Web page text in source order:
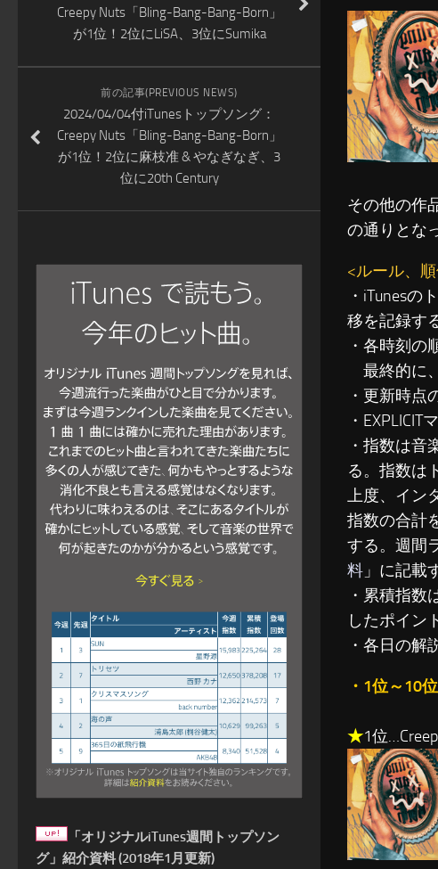
その他の作
の通りとな
<ルール、
・iTunesの
移を記録す
・各時刻の
最終的に
・更新時点
・
・指数は音
る。指数は
上度、イン
指数の合計
する。週間
料 」に記載
・累積指数
したポイン
・各日の解
・1位～10位
★1位
Creepy Nuts「Bling-Bang-Bang-Born」
が1位！2位にLiSA、3位にSumika
前の記事(PREVIOUS NEWS)
2024/04/04付iTunesトップソング：
Creepy Nuts「Bling-Bang-Bang-Born」
が1位！2位に麻枝准 & やなぎなぎ、3
位に20th Century
「オリジナルiTunes週間トップソン
グ」紹介資料 (2018年1月更新)